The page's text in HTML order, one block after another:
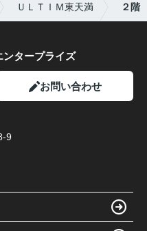
ＵＬＴＩＭ東天満 ２階
タープライズ
お問い合わせ
9